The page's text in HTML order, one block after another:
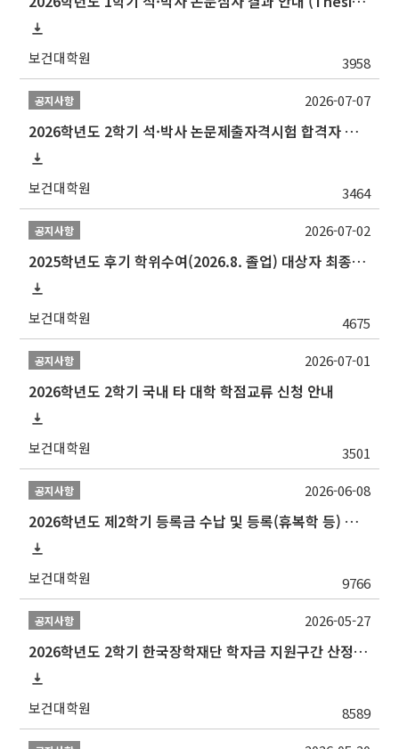
보건대학원 3958
공지사항
2026학년도 2학기 석·박사 논문제출자격시험 합격자 공고(TSQ Exam Result)
보건대학원 3464
2026-07-07
공지사항
2025학년도 후기 학위수여(2026.8. 졸업) 대상자 최종인준 논문 제출 안내
보건대학원 4675
2026-07-02
공지사항
2026학년도 2학기 국내 타 대학 학점교류 신청 안내
보건대학원 3501
2026-07-01
공지사항
2026학년도 제2학기 등록금 수납 및 등록(휴복학 등) 일정 안내
보건대학원 9766
2026-06-08
공지사항
2026학년도 2학기 한국장학재단 학자금 지원구간 산정 신청 안내
보건대학원 8589
2026-05-27